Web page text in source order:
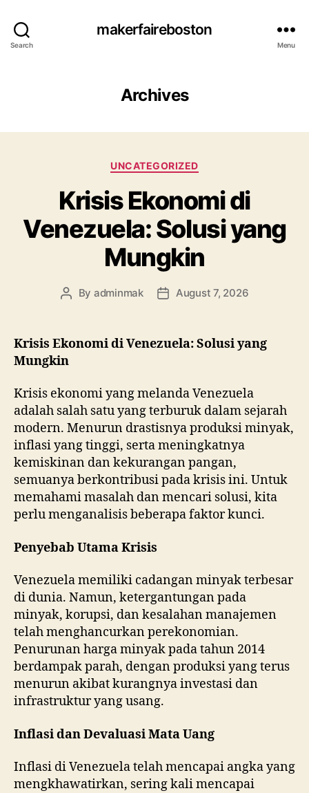
Search
makerfaireboston
Menu
Archives
Categories
UNCATEGORIZED
Krisis Ekonomi di
Venezuela: Solusi yang
Mungkin
Post
By adminmak
PostAugust 7, 2026
Krisis Ekonomi di Venezuela: Solusi yang
Mungkin
Krisis ekonomi yang melanda Venezuela
adalah salah satu yang terburuk dalam sejarah
modern. Menurun drastisnya produksi minyak,
inflasi yang tinggi, serta meningkatnya
kemiskinan dan kekurangan pangan,
semuanya berkontribusi pada krisis ini. Untuk
memahami masalah dan mencari solusi, kita
perlu menganalisis beberapa faktor kunci.
Penyebab Utama Krisis
Venezuela memiliki cadangan minyak terbesar
di dunia. Namun, ketergantungan pada
minyak, korupsi, dan kesalahan manajemen
telah menghancurkan perekonomian.
Penurunan harga minyak pada tahun 2014
berdampak parah, dengan produksi yang terus
menurun akibat kurangnya investasi dan
infrastruktur yang usang.
Inflasi dan Devaluasi Mata Uang
Inflasi di Venezuela telah mencapai angka yang
mengkhawatirkan, sering kali mencapai